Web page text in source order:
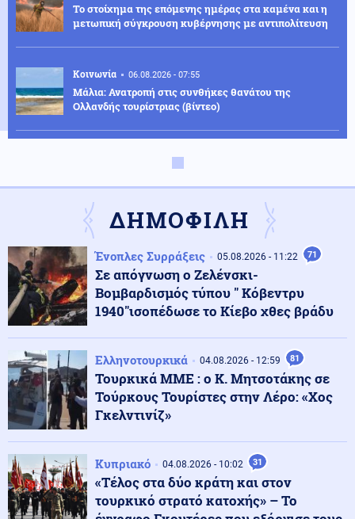
Το στοίχημα της επόμενης ημέρας στα καμένα και η
μετωπική σύγκρουση κυβέρνησης με αντιπολίτευση
Κοινωνία 06.08.2026 - 07:55
Μάλια: Ανατροπή στις συνθήκες θανάτου της
Ολλανδής τουρίστριας (βίντεο)
06.08.2026 - 07:47
βιβλικές εικόνες (βίντεο)
ΗΠΑ
Παρασκήνιο Γ' Παγκοσμίου: Τραμπ: Οι Ιρανοί
«ικέτευαν» για διάλογο λίγο πριν το απόλυτο
αμερικανικό χτύπημα
Οικονομία
Κοινωνία 06.08.2026 - 07:38
Υπόθεση Marfin: Στην Αθήνα σήμερα η 46χρονη από το
Λονδίνο
Κοινωνία 06.08.2026 - 07:22
Φωτιά στο Λασίθι: Μηνύματα του 112 για ετοιμότητα
ΔΗΜΟΦΙΛΗ
Ένοπλες Συρράξεις 05.08.2026 - 11:22 71
Σε απόγνωση ο Ζελένσκι-
Βομβαρδισμός τύπου " Κόβεντρυ
1940"ισοπέδωσε το Κίεβο χθες βράδυ
Ελληνοτουρκικά 04.08.2026 - 12:59 81
Τουρκικά ΜΜΕ : ο Κ. Μητσοτάκης σε
Τούρκους Τουρίστες στην Λέρο: «Χος
Γκελντινίζ»
Κυπριακό 04.08.2026 - 10:02 31
«Τέλος στα δύο κράτη και στον
τουρκικό στρατό κατοχής» – Το